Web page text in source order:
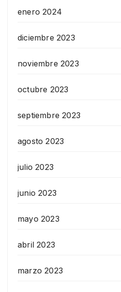
enero 2024
diciembre 2023
noviembre 2023
octubre 2023
septiembre 2023
agosto 2023
julio 2023
junio 2023
mayo 2023
abril 2023
marzo 2023